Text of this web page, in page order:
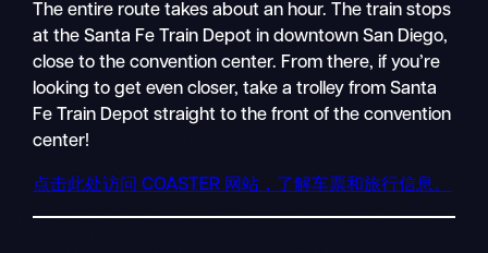
The entire route takes about an hour. The train stops
at the Santa Fe Train Depot in downtown San Diego,
close to the convention center. From there, if you’re
looking to get even closer, take a trolley from Santa
Fe Train Depot straight to the front of the convention
center!
点击此处访问 COASTER 网站，了解车票和旅行信息。